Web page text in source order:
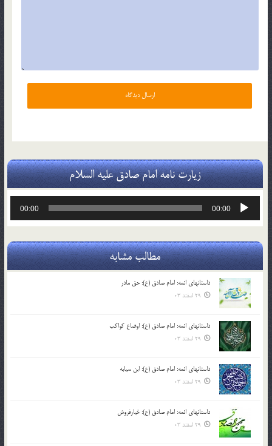
زیارت نامه امام صادق علیه السلام
پخش‌کننده
00:00
00:00
مطالب مشابه
داستانهای ائمه: امام صادق (ع): حق مادر
29 اسفند 03
داستانهای ائمه: امام صادق (ع): اوضاع کواکب
29 اسفند 03
داستانهای ائمه: امام صادق (ع): ابن سیابه
29 اسفند 03
داستانهای ائمه: امام صادق (ع): خیارفروش
29 اسفند 03